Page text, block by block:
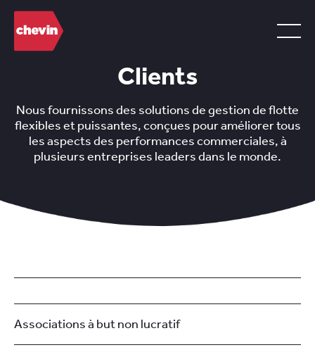
Clients
Nous fournissons des solutions de gestion de flotte
flexibles et puissantes, conçues pour améliorer tous
les aspects des performances commerciales, à
plusieurs entreprises leaders dans le monde.
Associations à but non lucratif